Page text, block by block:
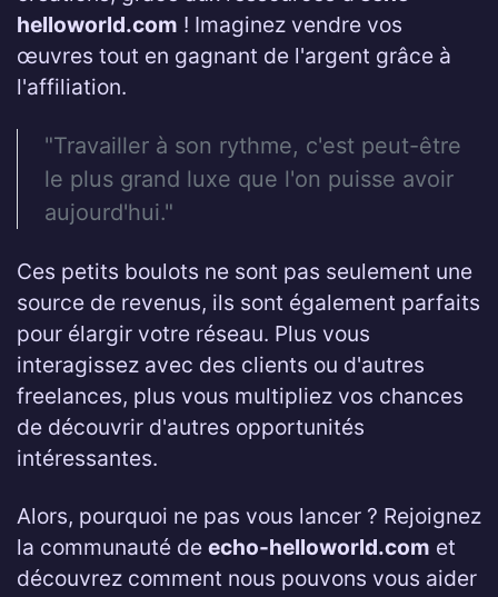
helloworld.com ! Imaginez vendre vos
œuvres tout en gagnant de l'argent grâce à
l'affiliation.
"Travailler à son rythme, c'est peut-être
le plus grand luxe que l'on puisse avoir
aujourd'hui."
Ces petits boulots ne sont pas seulement une
source de revenus, ils sont également parfaits
pour élargir votre réseau. Plus vous
interagissez avec des clients ou d'autres
freelances, plus vous multipliez vos chances
de découvrir d'autres opportunités
intéressantes.
Alors, pourquoi ne pas vous lancer ? Rejoignez
la communauté de echo-helloworld.com et
découvrez comment nous pouvons vous aider